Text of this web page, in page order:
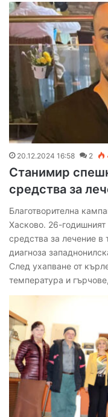
20.12.2024 16:58 2
Станимир
средства за
Благотворителна
Хасково. 26-
средства за лечение в
диагноза
След ухапване от
температура и